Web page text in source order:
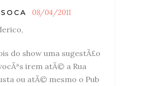
08/04/2011
do show uma sugestÃ£o
irem atÃ© a Rua
ou atÃ© mesmo o Pub